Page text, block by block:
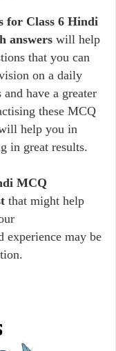
for Class 6 Hindi
answers will help
that you can
on a daily
have a greater
these MCQ
help you in
in great results.
MCQ
that might help
experience may be